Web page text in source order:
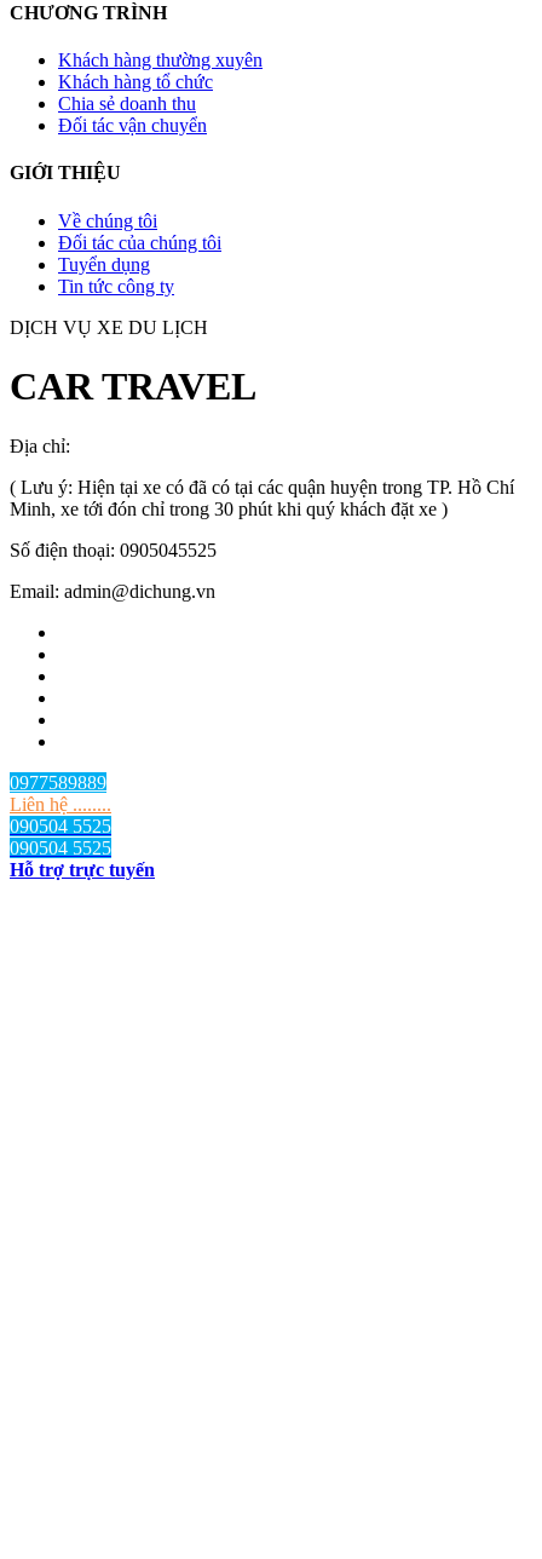
CHƯƠNG TRÌNH
Khách hàng thường xuyên
Khách hàng tổ chức
Chia sẻ doanh thu
Đối tác vận chuyển
GIỚI THIỆU
Về chúng tôi
Đối tác của chúng tôi
Tuyển dụng
Tin tức công ty
DỊCH VỤ XE DU LỊCH
CAR TRAVEL
Địa chỉ:
( Lưu ý: Hiện tại xe có đã có tại các quận huyện trong TP. Hồ Chí
Minh, xe tới đón chỉ trong 30 phút khi quý khách đặt xe )
Số điện thoại: 0905045525
Email: admin@dichung.vn
0977589889
Liên hệ ........
090504 5525
090504 5525
Hỗ trợ trực tuyến